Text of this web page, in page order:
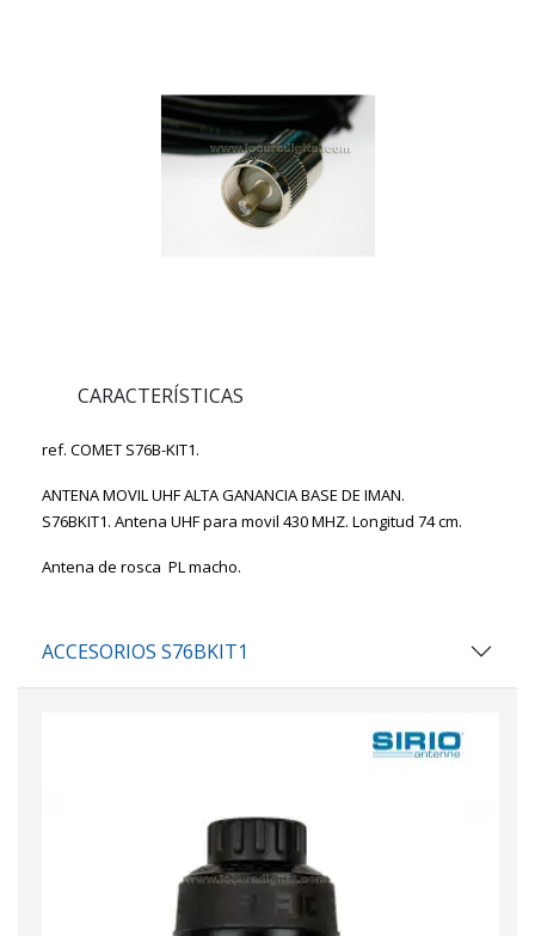
CARACTERÍSTICAS
ref. COMET S76B-KIT1.
ANTENA MOVIL UHF ALTA GANANCIA BASE DE IMAN.
S76BKIT1. Antena UHF para movil 430 MHZ. Longitud 74 cm.
Antena de rosca PL macho.
ACCESORIOS S76BKIT1